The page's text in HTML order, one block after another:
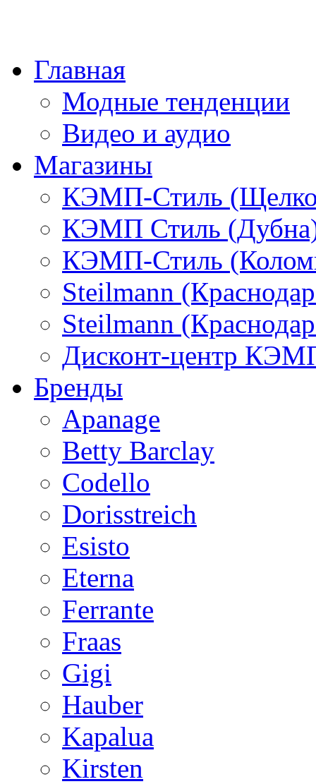
Главная
Модные тенденции
Видео и аудио
Магазины
КЭМП-Стиль
КЭМП Стиль
КЭМП-Стиль
Steilmann
Steilmann
Дисконт-центр
Бренды
Apanage
Betty Barclay
Codello
Dorisstreich
Esisto
Eterna
Ferrante
Fraas
Gigi
Hauber
Kapalua
Kirsten